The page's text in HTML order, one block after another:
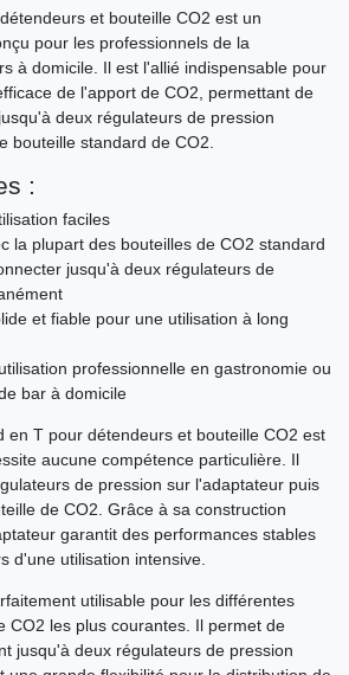
et bouteille CO2 est un
pour les professionnels de la
à domicile. Il est l'allié indispensable pour
de l'apport de CO2, permettant de
deux régulateurs de pression
bouteille standard de CO2.
:
faciles
la plupart des bouteilles de CO2 standard
jusqu'à deux régulateurs de
et fiable pour une utilisation à long
professionnelle en gastronomie ou
bar à domicile
en T pour détendeurs et bouteille CO2 est
aucune compétence particulière. Il
de pression sur l'adaptateur puis
de CO2. Grâce à sa construction
garantit des performances stables
d'une utilisation intensive.
utilisable pour les différentes
CO2 les plus courantes. Il permet de
jusqu'à deux régulateurs de pression